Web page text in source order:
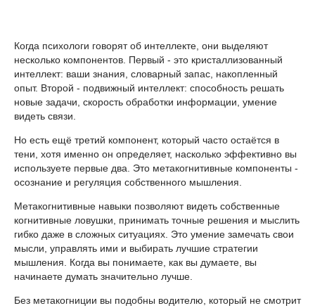
Когда психологи говорят об интеллекте, они выделяют
несколько компонентов. Первый - это кристаллизованный
интеллект: ваши знания, словарный запас, накопленный
опыт. Второй - подвижный интеллект: способность решать
новые задачи, скорость обработки информации, умение
видеть связи.
Но есть ещё третий компонент, который часто остаётся в
тени, хотя именно он определяет, насколько эффективно вы
используете первые два. Это метакогнитивные компоненты -
осознание и регуляция собственного мышления.
Метакогнитивные навыки позволяют видеть собственные
когнитивные ловушки, принимать точные решения и мыслить
гибко даже в сложных ситуациях. Это умение замечать свои
мысли, управлять ими и выбирать лучшие стратегии
мышления. Когда вы понимаете, как вы думаете, вы
начинаете думать значительно лучше.
Без метакогниции вы подобны водителю, который не смотрит